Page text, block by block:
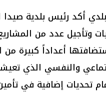
أكد رئيس بلدية
وتأجيل عدد من
أعداداً كبيرة من
والنفسي الذي
تحديات إضافية في